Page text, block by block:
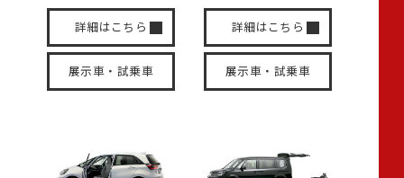
詳細はこちら
展示車・試乗車
詳細はこちら
展示車・試乗車